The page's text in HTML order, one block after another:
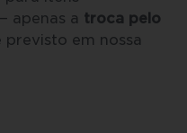
apenas a troca pelo
em nossa